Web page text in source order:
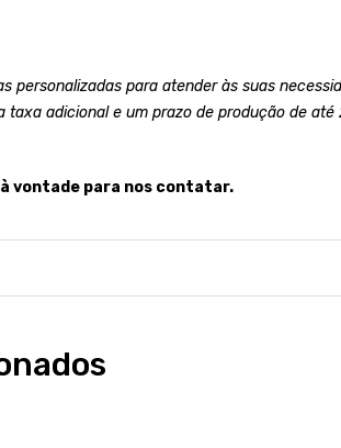
para atender às suas
adicional e um prazo de produção de até
vontade para nos contatar.